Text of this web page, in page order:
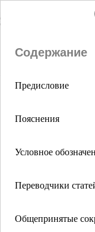
Содержание
Предисловие
Пояснения
Условное
Переводчики
Общепринятые